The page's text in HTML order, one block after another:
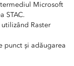
Microsoft
STAC.
Raster
punct și adăugarea